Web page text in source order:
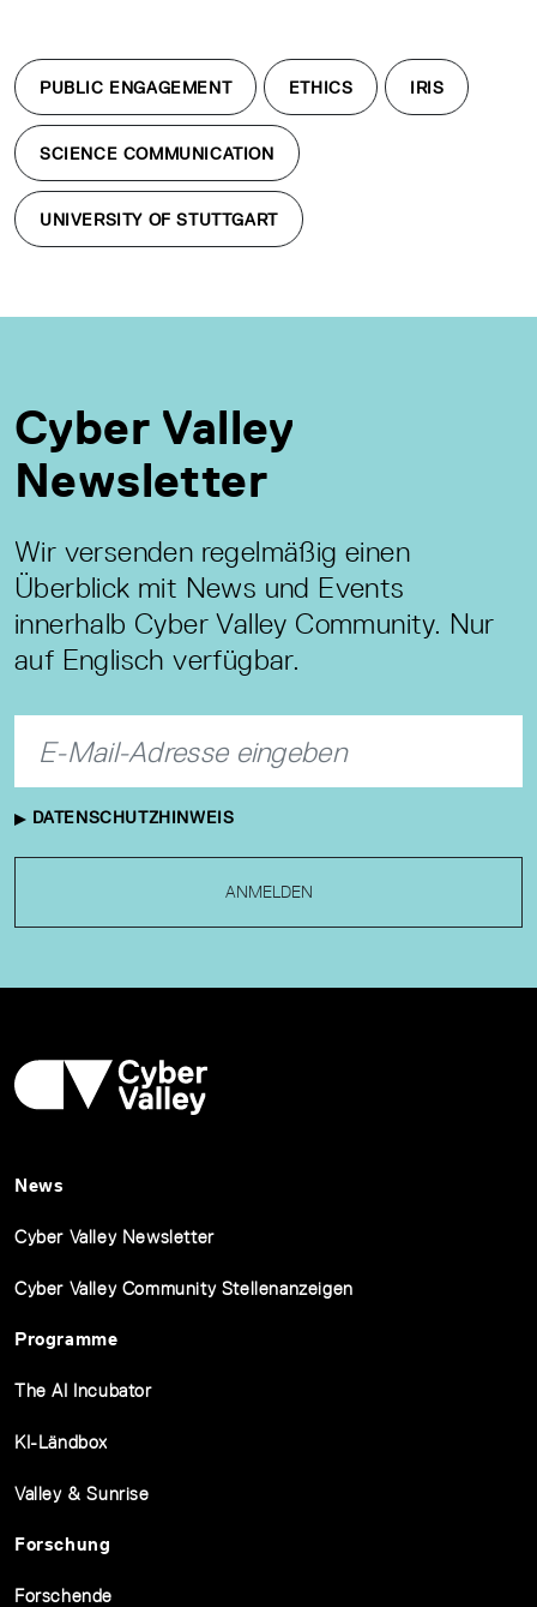
PUBLIC ENGAGEMENT ETHICS IRIS
SCIENCE COMMUNICATION
UNIVERSITY OF STUTTGART
Cyber Valley
Newsletter
Wir versenden regelmäßig einen
Überblick mit News und Events
innerhalb Cyber Valley Community. Nur
auf Englisch verfügbar.
DATENSCHUTZHINWEIS
ANMELDEN
News
Cyber Valley Newsletter
Cyber Valley Community Stellenanzeigen
Programme
The AI Incubator
KI-Ländbox
Valley & Sunrise
Forschung
Forschende